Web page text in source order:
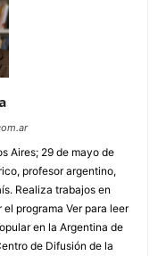
Aires; 29 de mayo de
profesor argentino,
Realiza trabajos en
programa Ver para leer
en la Argentina de
de Difusión de la